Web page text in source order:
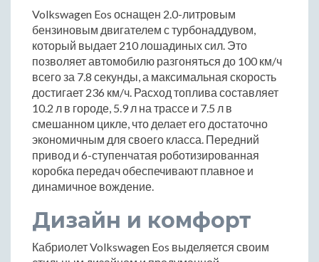
Volkswagen Eos оснащен 2.0-литровым
бензиновым двигателем с турбонаддувом,
который выдает 210 лошадиных сил. Это
позволяет автомобилю разгоняться до 100 км/ч
всего за 7.8 секунды, а максимальная скорость
достигает 236 км/ч. Расход топлива составляет
10.2 л в городе, 5.9 л на трассе и 7.5 л в
смешанном цикле, что делает его достаточно
экономичным для своего класса. Передний
привод и 6-ступенчатая роботизированная
коробка передач обеспечивают плавное и
динамичное вождение.
Дизайн и комфорт
Кабриолет Volkswagen Eos выделяется своим